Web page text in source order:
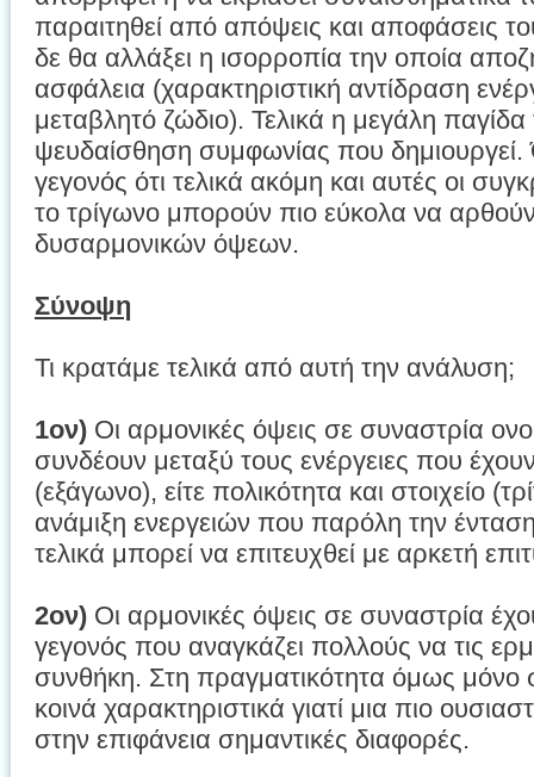
παραιτηθεί από απόψεις και αποφάσεις
δε θα αλλάξει η ισορροπία την οποία
ασφάλεια (χαρακτηριστική αντίδραση
μεταβλητό ζώδιο). Τελικά η μεγάλη παγίδα
ψευδαίσθηση συμφωνίας που δημιουργεί.
γεγονός ότι τελικά ακόμη και αυτές οι
το τρίγωνο μπορούν πιο εύκολα να
δυσαρμονικών όψεων.
Σύνοψη
Τι κρατάμε τελικά από αυτή την ανάλυση;
1ον) Οι αρμονικές όψεις σε συναστρία
συνδέουν μεταξύ τους ενέργειες που
(εξάγωνο), είτε πολικότητα και στοιχείο
ανάμιξη ενεργειών που παρόλη την
τελικά μπορεί να επιτευχθεί με αρκετή
2ον) Οι αρμονικές όψεις σε συναστρία
γεγονός που αναγκάζει πολλούς να τις
συνθήκη. Στη πραγματικότητα όμως
κοινά χαρακτηριστικά γιατί μια πιο
στην επιφάνεια σημαντικές διαφορές.